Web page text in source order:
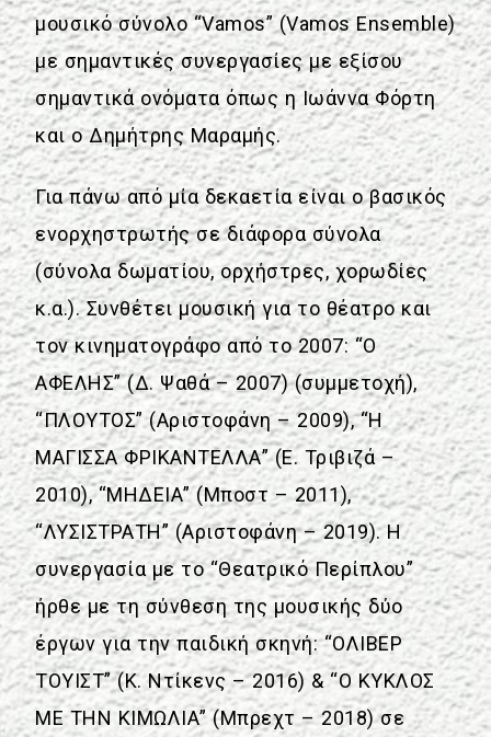
μουσικό σύνολο “Vamos” (Vamos Ensemble)
με σημαντικές συνεργασίες με εξίσου
σημαντικά ονόματα όπως η Ιωάννα Φόρτη
και ο Δημήτρης Μαραμής.
Για πάνω από μία δεκαετία είναι ο βασικός
ενορχηστρωτής σε διάφορα σύνολα
(σύνολα δωματίου, ορχήστρες, χορωδίες
κ.α.). Συνθέτει μουσική για το θέατρο και
τον κινηματογράφο από το 2007: “Ο
ΑΦΕΛΗΣ” (Δ. Ψαθά – 2007) (συμμετοχή),
“ΠΛΟΥΤΟΣ” (Αριστοφάνη – 2009), “Η
ΜΑΓΙΣΣΑ ΦΡΙΚΑΝΤΕΛΛΑ” (Ε. Τριβιζά –
2010), “ΜΗΔΕΙΑ” (Μποστ – 2011),
“ΛΥΣΙΣΤΡΑΤΗ” (Αριστοφάνη – 2019). Η
συνεργασία με το “Θεατρικό Περίπλου”
ήρθε με τη σύνθεση της μουσικής δύο
έργων για την παιδική σκηνή: “ΟΛΙΒΕΡ
ΤΟΥΙΣΤ” (Κ. Ντίκενς – 2016) & “Ο ΚΥΚΛΟΣ
ΜΕ ΤΗΝ ΚΙΜΩΛΙΑ” (Μπρεχτ – 2018) σε